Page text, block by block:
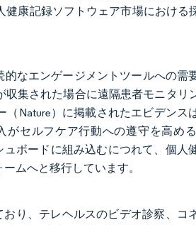
康記録ソフトウェア市場における
なエンゲージメントツールへの需
集された場合に遠隔患者モニタリ
Nature）に掲載されたエビデンス
セルフケア行動への遵守を高め
ュボードに組み込むにつれて、個人
ムへと移行しています。
り、テレヘルスのビデオ診察、コ